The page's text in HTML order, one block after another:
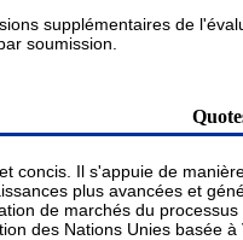
supplémentaires de
soumission.
concis. Il s'appuie de
plus avancées et
de marchés du processus
des Nations Unies basée à